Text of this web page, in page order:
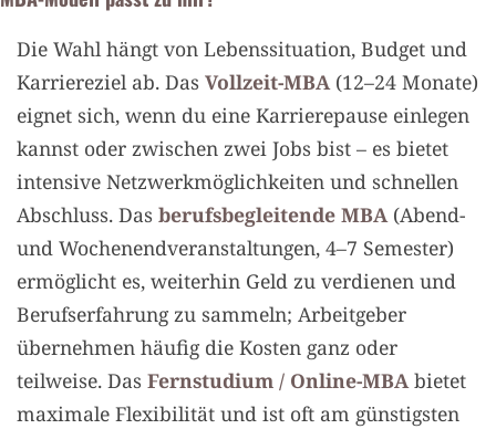
Die Wahl hängt von Lebenssituation, Budget und
Karriereziel ab. Das Vollzeit-MBA(12–24 Monate)
eignet sich, wenn du eine Karrierepause einlegen
kannst oder zwischen zwei Jobs bist – es bietet
intensive Netzwerkmöglichkeiten und schnellen
Abschluss. Das berufsbegleitende MBA(Abend-
und Wochenendveranstaltungen, 4–7 Semester)
ermöglicht es, weiterhin Geld zu verdienen und
Berufserfahrung zu sammeln; Arbeitgeber
übernehmen häufig die Kosten ganz oder
teilweise. Das Fernstudium / Online-MBAbietet
maximale Flexibilität und ist oft am günstigsten